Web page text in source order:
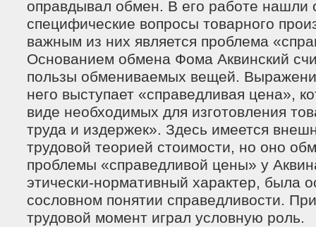
оправдывал обмен. В его работе нашли
специфические вопросы товарного
важным из них является проблема
Основанием обмена Фома Аквинский
пользы обмениваемых вещей.
него выступает «справедливая цена»,
виде необходимых для изготовления
труда и издержек». Здесь имеется
трудовой теорией стоимости, но оно
проблемы «справедливой цены» у
этически-нормативный характер, была
сословном понятии справедливости.
трудовой момент играл условную роль.